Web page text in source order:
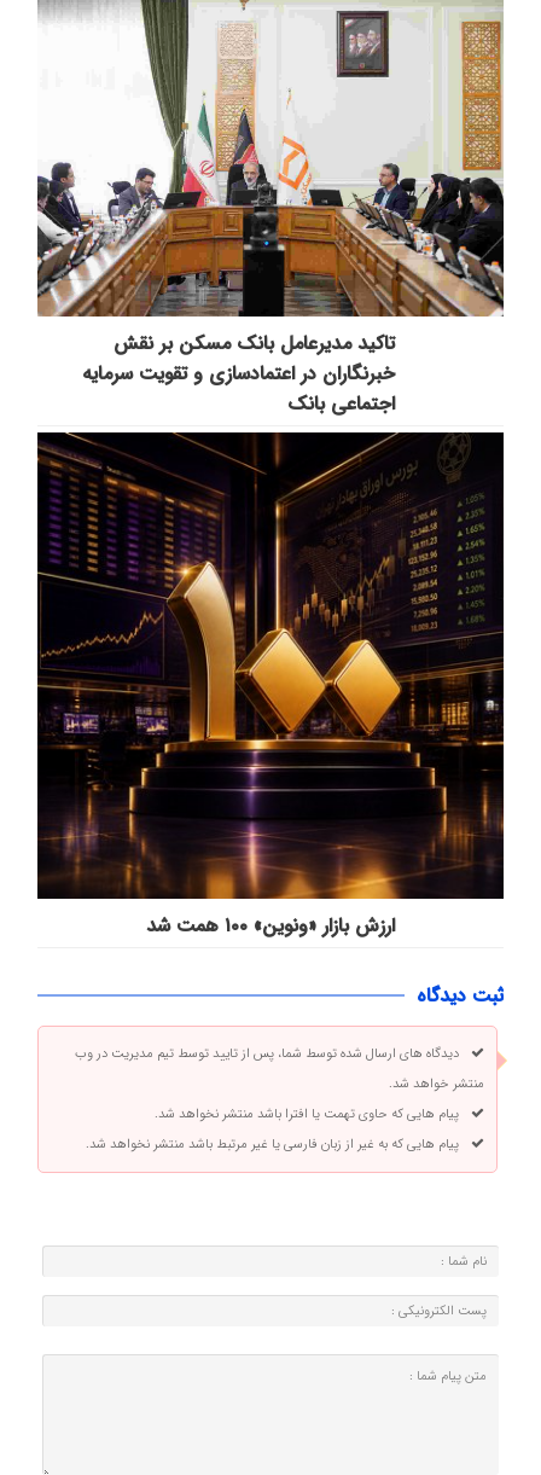
تاکید مدیرعامل بانک مسکن بر نقش
خبرنگاران در اعتمادسازی و تقویت سرمایه
اجتماعی بانک
ارزش بازار «ونوین» ۱۰۰ همت شد
ثبت دیدگاه
دیدگاه های ارسال شده توسط شما، پس از تایید توسط تیم مدیریت در وب
منتشر خواهد شد.
پیام هایی که حاوی تهمت یا افترا باشد منتشر نخواهد شد.
پیام هایی که به غیر از زبان فارسی یا غیر مرتبط باشد منتشر نخواهد شد.